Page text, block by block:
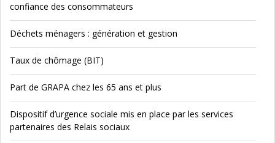
confiance des consommateurs
Déchets ménagers : génération et gestion
Taux de chômage (BIT)
Part de GRAPA chez les 65 ans et plus
Dispositif d’urgence sociale mis en place par les services
partenaires des Relais sociaux